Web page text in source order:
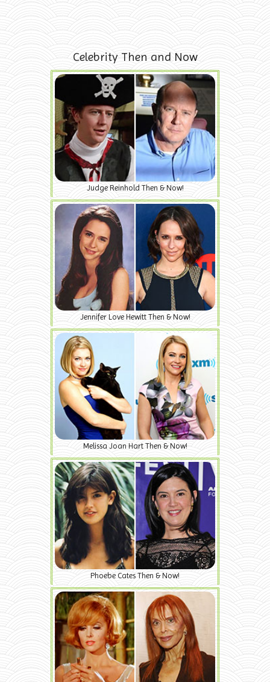
Celebrity Then and Now
Judge Reinhold Then & Now!
Jennifer Love Hewitt Then & Now!
Melissa Joan Hart Then & Now!
Phoebe Cates Then & Now!